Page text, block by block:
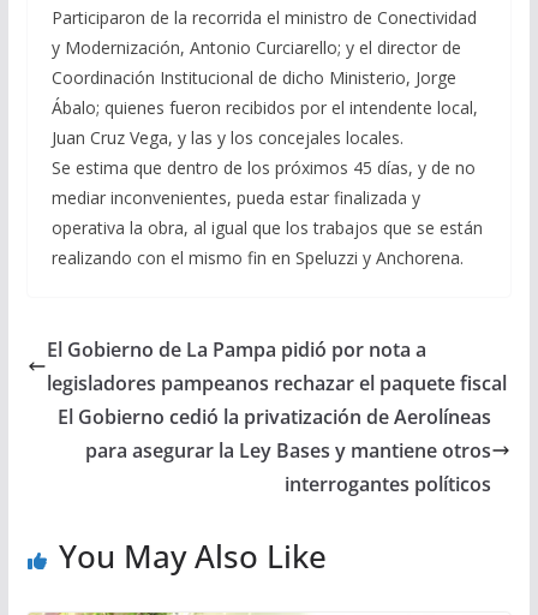
Participaron de la recorrida el ministro de Conectividad
y Modernización, Antonio Curciarello; y el director de
Coordinación Institucional de dicho Ministerio, Jorge
Ábalo; quienes fueron recibidos por el intendente local,
Juan Cruz Vega, y las y los concejales locales.
Se estima que dentro de los próximos 45 días, y de no
mediar inconvenientes, pueda estar finalizada y
operativa la obra, al igual que los trabajos que se están
realizando con el mismo fin en Speluzzi y Anchorena.
El Gobierno de La Pampa pidió por nota a
legisladores pampeanos rechazar el paquete fiscal
El Gobierno cedió la privatización de Aerolíneas
para asegurar la Ley Bases y mantiene otros
interrogantes políticos
You May Also Like